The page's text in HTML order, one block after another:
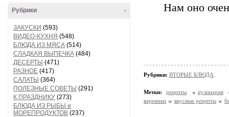
-
Рубрики
ЗАКУСКИ (593)
ВИДЕО-КУХНЯ (548)
БЛЮДА ИЗ МЯСА (514)
СЛАДКАЯ ВЫПЕЧКА (484)
ДЕСЕРТЫ (471)
РАЗНОЕ (417)
САЛАТЫ (364)
ПОЛЕЗНЫЕ СОВЕТЫ (291)
К ПРАЗДНИКУ (273)
БЛЮДА ИЗ РЫБЫ и
МОРЕПРОДУКТОВ (237)
Нам оно
Рубрики: ВТОРЫЕ БЛЮДА
Метки: рецепты
кулинария
вареники
вкусные рецепты